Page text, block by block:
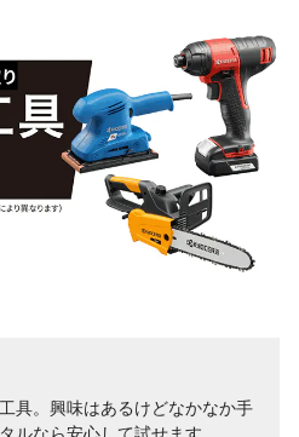
具。興味はあるけどなかなか手